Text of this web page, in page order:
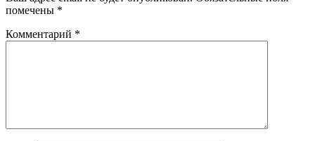
помечены *
Комментарий *